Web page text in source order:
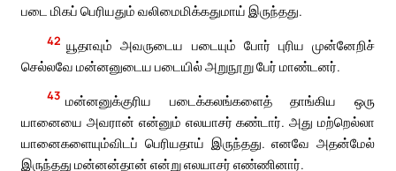
படை மிகப் பெரியதும் வலிமைமிக்கதுமாய் இருந்தது.
42 யூதாவும் அவருடைய படையும் போர் புரிய முன்னேறிச்
செல்லவே மன்னனுடைய படையில் அறுநூறு பேர் மாண்டனர்.
43 மன்னனுக்குரிய படைக்கலங்களைத் தாங்கிய ஒரு
யானையை அவரான் என்னும் எலயாசர் கண்டார். அது மற்றெல்லா
யானைகளையும்விடப் பெரியதாய் இருந்தது. எனவே அதன்மேல்
இருந்தது மன்னன்தான் என்று எலயாசர் எண்ணினார்.